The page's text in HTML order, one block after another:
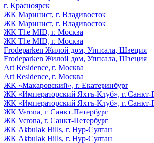
г. Красноярск
ЖК Маринист, г. Владивосток
ЖК Маринист, г. Владивосток
ЖК The MID, г. Москва
ЖК The MID, г. Москва
Frodeparken Жилой дом, Уппсала, Швеция
Frodeparken Жилой дом, Уппсала, Швеция
Art Residence, г. Москва
Art Residence, г. Москва
ЖК «Макаровский», г. Екатеринбург
ЖК «Императорский Яхтъ-Клуб», г. Санкт-
ЖК «Императорский Яхтъ-Клуб», г. Санкт-
ЖК Verona, г. Санкт-Петербург
ЖК Verona, г. Санкт-Петербург
ЖК Akbulak Hills, г. Нур-Султан
ЖК Akbulak Hills, г. Нур-Султан